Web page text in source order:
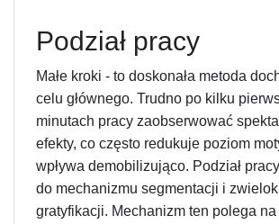
Podział pracy
Małe kroki - to doskonała metoda
celu głównego. Trudno po kilku
minutach pracy zaobserwować
efekty, co często redukuje poziom
wpływa demobilizująco. Podział
do mechanizmu segmentacji i
gratyfikacji. Mechanizm ten polega